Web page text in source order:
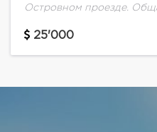
Островном проезде.
с обеденной зоной · Кухня
25'000